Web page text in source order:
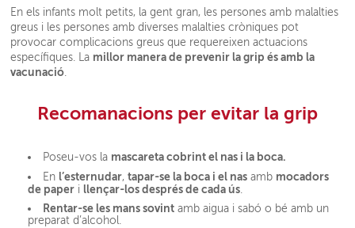
En els infants molt petits, la gent gran, les persones amb malalties
greus i les persones amb diverses malalties cròniques pot
provocar complicacions greus que requereixen actuacions
específiques. La millor manera de prevenir la grip és amb la
vacunació
Recomanacions per evitar la grip
Poseu-vos la mascareta cobrint el nas i la boca.
En l’esternudar,tapar-se la boca i el nas amb mocadors
de paper i llençar-los després de cada ús
Rentar-se les mans sovint amb aigua i sabó o bé amb un
preparat d’alcohol.